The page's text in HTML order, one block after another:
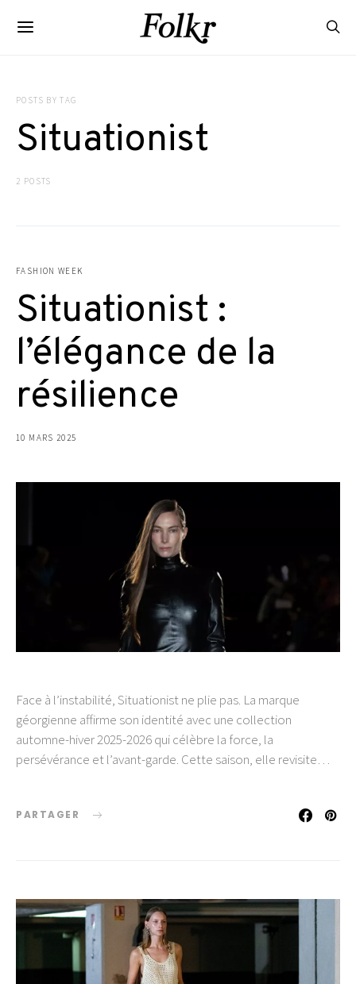
POSTS BY TAG
Situationist
2 POSTS
FASHION WEEK
Situationist :
l’élégance de la
résilience
10 MARS 2025
Face à l’instabilité, Situationist ne plie pas. La marque
géorgienne affirme son identité avec une collection
automne-hiver 2025-2026 qui célèbre la force, la
persévérance et l’avant-garde. Cette saison, elle revisite…
PARTAGER